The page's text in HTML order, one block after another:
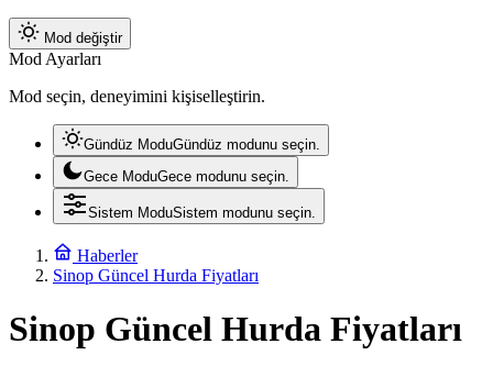
Mod değiştir
Mod Ayarları
Mod seçin, deneyimini kişiselleştirin.
Gündüz ModuGündüz modunu seçin.
Gece ModuGece modunu seçin.
Sistem ModuSistem modunu seçin.
Haberler
Sinop Güncel Hurda Fiyatları
Sinop Güncel Hurda Fiyatları